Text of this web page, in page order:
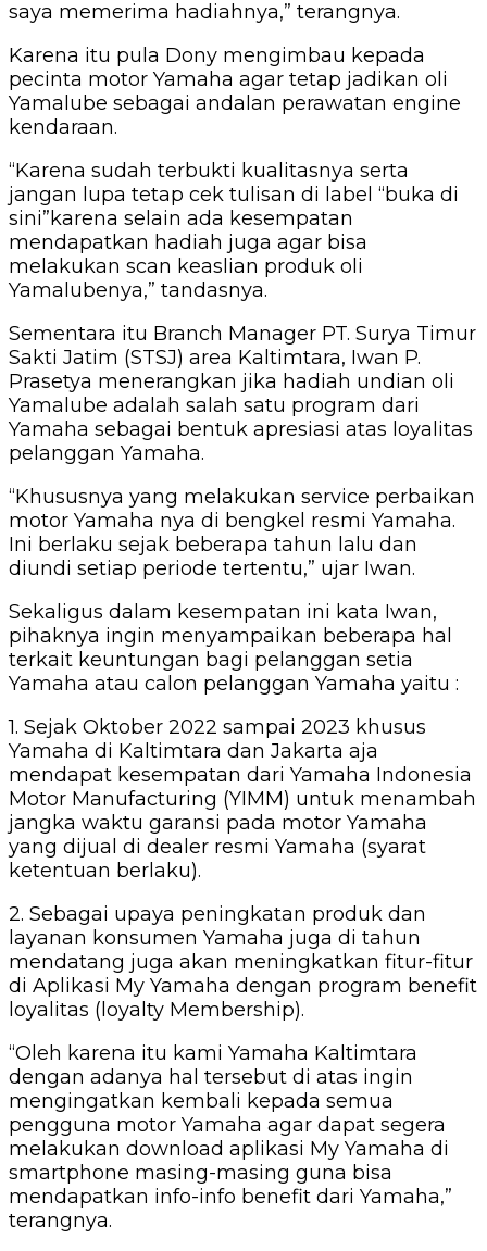
saya memerima hadiahnya,” terangnya.
Karena itu pula Dony mengimbau kepada
pecinta motor Yamaha agar tetap jadikan oli
Yamalube sebagai andalan perawatan engine
kendaraan.
“Karena sudah terbukti kualitasnya serta
jangan lupa tetap cek tulisan di label “buka di
sini”karena selain ada kesempatan
mendapatkan hadiah juga agar bisa
melakukan scan keaslian produk oli
Yamalubenya,” tandasnya.
Sementara itu Branch Manager PT. Surya Timur
Sakti Jatim (STSJ) area Kaltimtara, Iwan P.
Prasetya menerangkan jika hadiah undian oli
Yamalube adalah salah satu program dari
Yamaha sebagai bentuk apresiasi atas loyalitas
pelanggan Yamaha.
“Khususnya yang melakukan service perbaikan
motor Yamaha nya di bengkel resmi Yamaha.
Ini berlaku sejak beberapa tahun lalu dan
diundi setiap periode tertentu,” ujar Iwan.
Sekaligus dalam kesempatan ini kata Iwan,
pihaknya ingin menyampaikan beberapa hal
terkait keuntungan bagi pelanggan setia
Yamaha atau calon pelanggan Yamaha yaitu :
1. Sejak Oktober 2022 sampai 2023 khusus
Yamaha di Kaltimtara dan Jakarta aja
mendapat kesempatan dari Yamaha Indonesia
Motor Manufacturing (YIMM) untuk menambah
jangka waktu garansi pada motor Yamaha
yang dijual di dealer resmi Yamaha (syarat
ketentuan berlaku).
2. Sebagai upaya peningkatan produk dan
layanan konsumen Yamaha juga di tahun
mendatang juga akan meningkatkan fitur-fitur
di Aplikasi My Yamaha dengan program benefit
loyalitas (loyalty Membership).
“Oleh karena itu kami Yamaha Kaltimtara
dengan adanya hal tersebut di atas ingin
mengingatkan kembali kepada semua
pengguna motor Yamaha agar dapat segera
melakukan download aplikasi My Yamaha di
smartphone masing-masing guna bisa
mendapatkan info-info benefit dari Yamaha,”
terangnya.